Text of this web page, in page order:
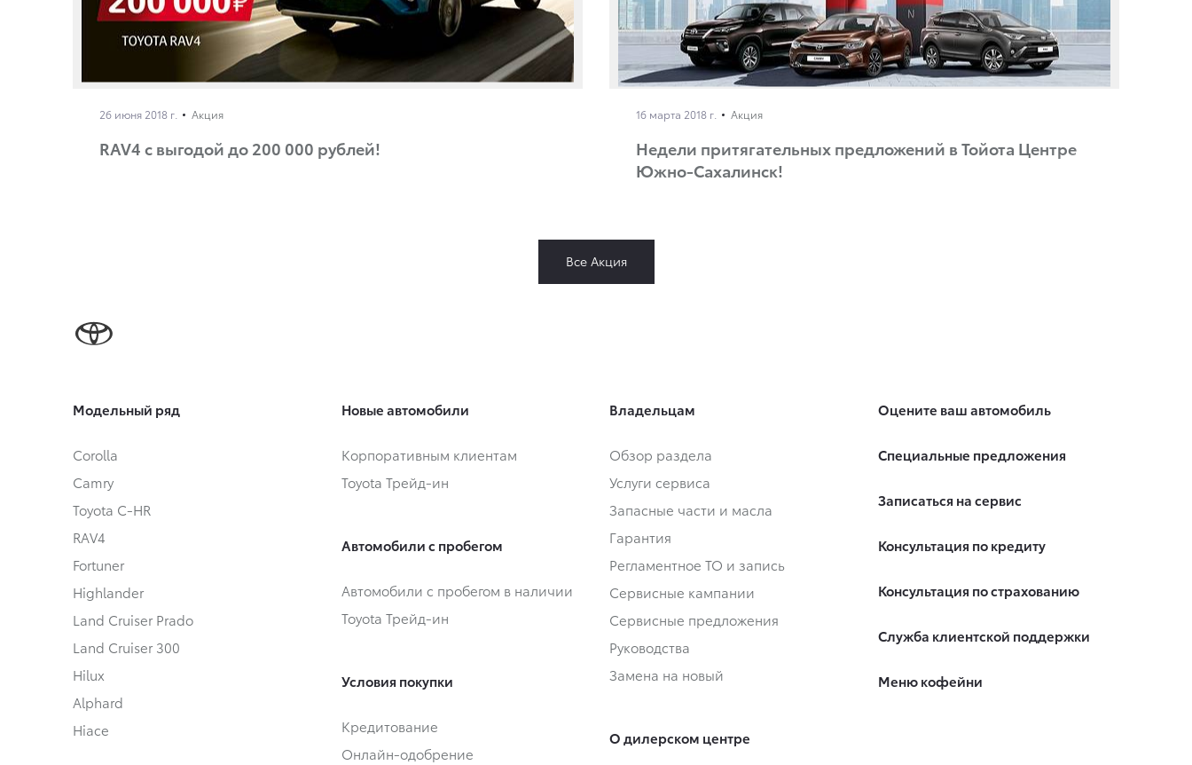
26 июня 2018 г. Акция
RAV4 с выгодой до 200 000 рублей!
16 марта 2018 г. Акция
Недели притягательных предложений в Тойота Центре
Южно-Сахалинск!
Все Акция
Модельный ряд
Corolla
Camry
Toyota C-HR
RAV4
Fortuner
Highlander
Land Cruiser Prado
Land Cruiser 300
Hilux
Alphard
Hiace
Новые автомобили
Корпоративным клиентам
Toyota Трейд-ин
Автомобили с пробегом
Автомобили с пробегом в наличии
Toyota Трейд-ин
Условия покупки
Кредитование
Онлайн-одобрение
Владельцам
Обзор раздела
Услуги сервиса
Запасные части и масла
Гарантия
Регламентное ТО и запись
Сервисные кампании
Сервисные предложения
Руководства
Замена на новый
О дилерском центре
Оцените ваш автомобиль
Специальные предложения
Записаться на сервис
Консультация по кредиту
Консультация по страхованию
Служба клиентской поддержки
Меню кофейни